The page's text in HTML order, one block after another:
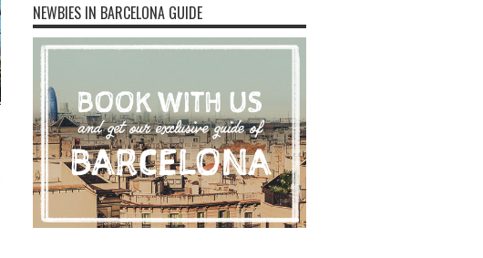
NEWBIES IN BARCELONA GUIDE